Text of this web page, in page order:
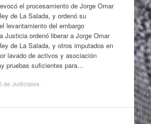
el procesamiento de Jorge Omar
de La Salada, y ordenó su
levantamiento del embargo
Justicia ordenó liberar a Jorge Omar
de La Salada, y otros imputados en
lavado de activos y asociación
pruebas suficientes para…
de Judiciales.